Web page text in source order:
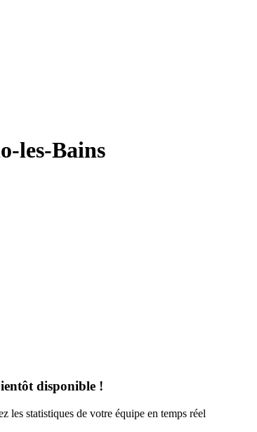
les-Bains
disponible !
les statistiques de votre équipe en temps réel